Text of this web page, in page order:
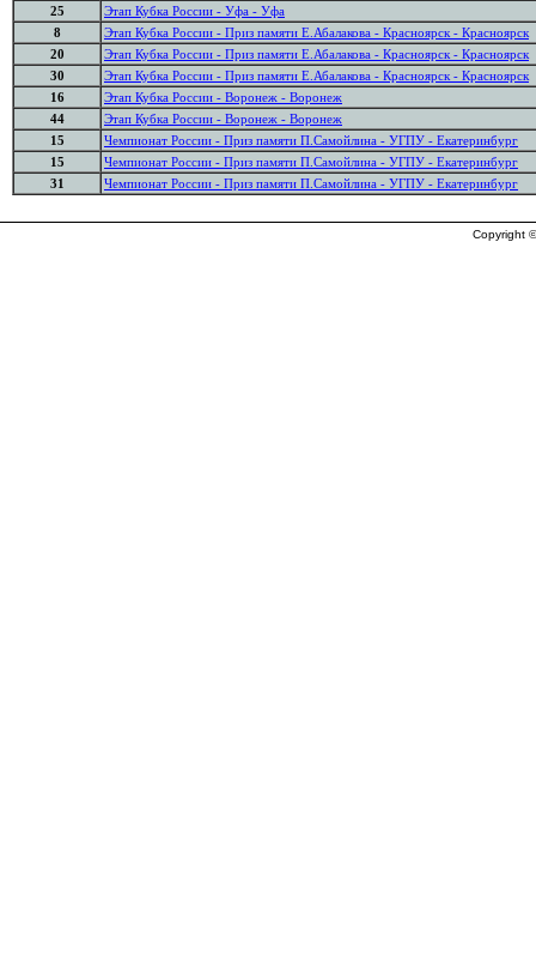
25
Этап Кубка России - Уфа - Уфа
8
Этап Кубка России - Приз памяти Е.Абалакова - Красноярск - Красноярск
20
Этап Кубка России - Приз памяти Е.Абалакова - Красноярск - Красноярск
30
Этап Кубка России - Приз памяти Е.Абалакова - Красноярск - Красноярск
16
Этап Кубка России - Воронеж - Воронеж
44
Этап Кубка России - Воронеж - Воронеж
15
Чемпионат России - Приз памяти П.Самойлина - УГПУ - Екатеринбург
15
Чемпионат России - Приз памяти П.Самойлина - УГПУ - Екатеринбург
31
Чемпионат России - Приз памяти П.Самойлина - УГПУ - Екатеринбург
Copyright